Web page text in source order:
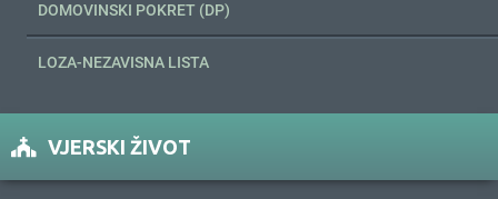
DOMOVINSKI POKRET (DP)
LOZA-NEZAVISNA LISTA
VJERSKI ŽIVOT